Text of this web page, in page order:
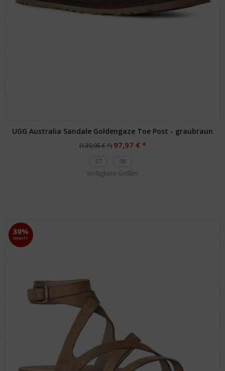
UGG Australia Sandale Goldengaze Toe Post - graubraun
(139,95 € *) 97,97 € *
37
38
Verfügbare Größen
30%
RABATT